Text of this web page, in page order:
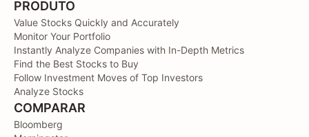
PRODUTO
Value Stocks Quickly and Accurately
Monitor Your Portfolio
Instantly Analyze Companies with In-Depth Metrics
Find the Best Stocks to Buy
Follow Investment Moves of Top Investors
Analyze Stocks
COMPARAR
Bloomberg